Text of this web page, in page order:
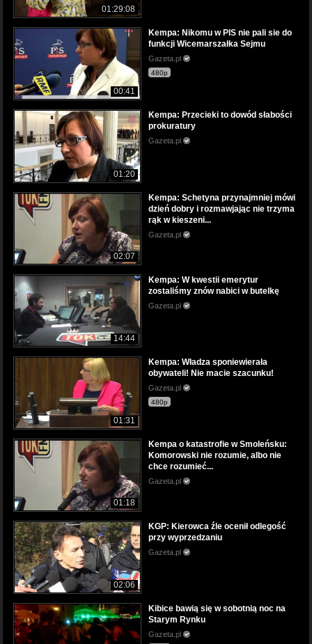
01:29:08
00:41
Kempa: Nikomu w PIS nie pali sie do
funkcji Wicemarszałka Sejmu
Gazeta.pl
480p
01:20
Kempa: Przecieki to dowód słabości
prokuratury
Gazeta.pl
02:07
Kempa: Schetyna przynajmniej mówi
dzień dobry i rozmawjając nie trzyma
rąk w kieszeni...
Gazeta.pl
14:44
Kempa: W kwestii emerytur
zostaliśmy znów nabici w butelkę
Gazeta.pl
01:31
Kempa: Władza sponiewierała
obywateli! Nie macie szacunku!
Gazeta.pl
480p
01:18
Kempa o katastrofie w Smoleńsku:
Komorowski nie rozumie, albo nie
chce rozumieć...
Gazeta.pl
02:06
KGP: Kierowca źle ocenił odlegość
przy wyprzedzaniu
Gazeta.pl
Kibice bawią się w sobotnią noc na
Starym Rynku
Gazeta.pl